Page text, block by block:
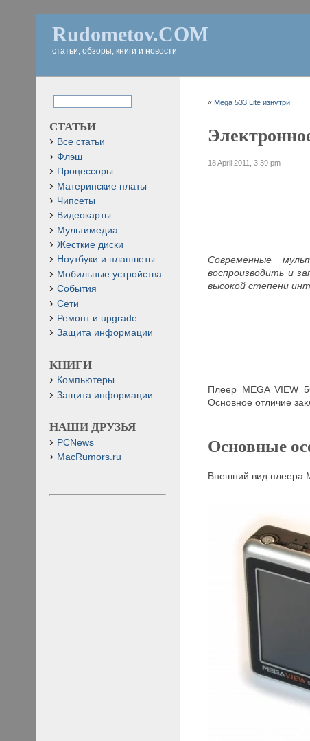
Rudometov.COM
статьи, обзоры, книги и новости
« Mega 533 Lite изнутри
18 April 2011, 3:39 pm
Современные
воспроизводить и
высокой степени
Плеер MEGA VIEW
Основное отличие
Основные
Внешний вид плеера
СТАТЬИ
Все статьи
Флэш
Процессоры
Материнские платы
Чипсеты
Видеокарты
Мультимедиа
Жесткие диски
Ноутбуки и планшеты
Мобильные устройства
События
Сети
Ремонт и upgrade
Защита информации
КНИГИ
Компьютеры
Защита информации
НАШИ ДРУЗЬЯ
PCNews
MacRumors.ru